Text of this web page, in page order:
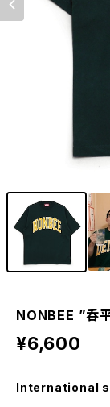
NONBEE ”呑
¥6,600
International